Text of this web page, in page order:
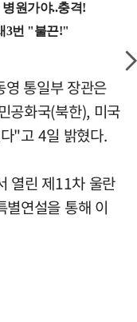
통일부 장관은
공화국(북한), 미국
"고 4일 밝혔다.
열린 제11차 울란
별연설을 통해 이